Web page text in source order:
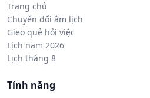
Trang chủ
Chuyển đổi âm lịch
Gieo quẻ hỏi việc
Lịch năm 2026
Lịch tháng 8
Tính năng